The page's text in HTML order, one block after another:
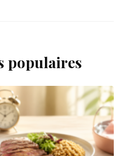
populaires